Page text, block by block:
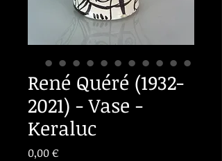
René Quéré (1932-
2021) - Vase -
Keraluc
0,00 €Prix